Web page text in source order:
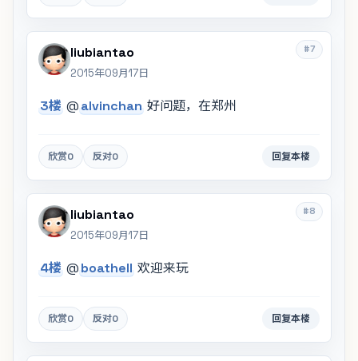
#7
liubiantao
2015年09月17日
3楼 @alvinchan 好问题，在郑州
欣赏0 反对0 回复本楼
#8
liubiantao
2015年09月17日
4楼 @boathell 欢迎来玩
欣赏0 反对0 回复本楼